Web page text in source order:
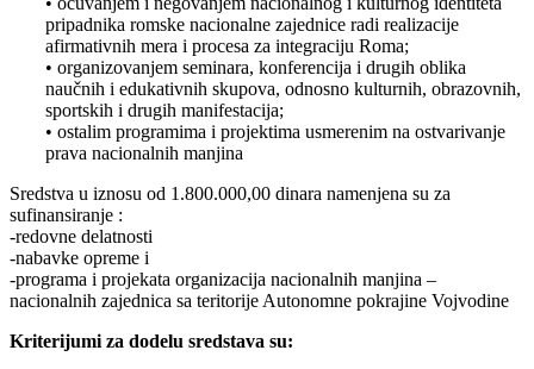
pripadnika romske nacionalne zajednice radi realizacije
afirmativnih mera i procesa za integraciju Roma;
• organizovanjem seminara, konferencija i drugih oblika
naučnih i edukativnih skupova, odnosno kulturnih, obrazovnih,
sportskih i drugih manifestacija;
• ostalim programima i projektima usmerenim na ostvarivanje
prava nacionalnih manjina
Sredstva u iznosu od 1.800.000,00 dinara namenjena su za
sufinansiranje :
-redovne delatnosti
-nabavke opreme i
-programa i projekata organizacija nacionalnih manjina –
nacionalnih zajednica sa teritorije Autonomne pokrajine Vojvodine
Kriterijumi za dodelu sredstava su: